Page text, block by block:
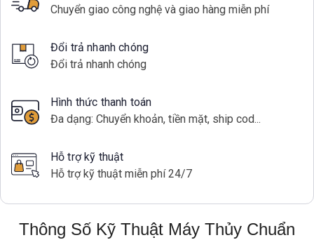
Chuyển giao công nghệ và giao hàng miễn phí
Đổi trả nhanh chóng
Đổi trả nhanh chóng
Hình thức thanh toán
Đa dạng: Chuyển khoản, tiền mặt, ship cod...
Hỗ trợ kỹ thuật
Hỗ trợ kỹ thuật miễn phí 24/7
Thông Số Kỹ Thuật Máy Thủy Chuẩn